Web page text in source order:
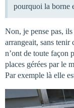
pourquoi la borne
Non, je pense pas,
arrangeait, sans tenir
n’ont de toute façon
places gérées par le
Par exemple là elle